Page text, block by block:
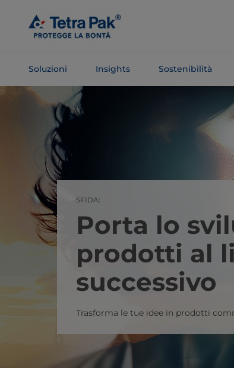
contenuto
principale
Soluzioni Insights Sostenibilità
Salta alla
navigazione
SFIDA:
Porta lo
prodotti al
successivo
Trasforma le tue idee in prodotti